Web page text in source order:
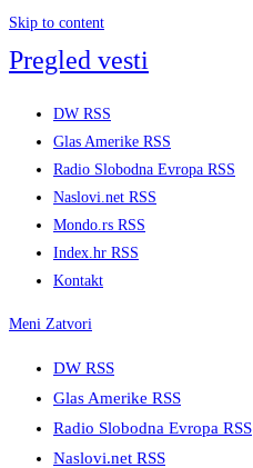
Skip to content
Pregled vesti
DW RSS
Glas Amerike RSS
Radio Slobodna Evropa RSS
Naslovi.net RSS
Mondo.rs RSS
Index.hr RSS
Kontakt
Meni Zatvori
DW RSS
Glas Amerike RSS
Radio Slobodna Evropa RSS
Naslovi.net RSS